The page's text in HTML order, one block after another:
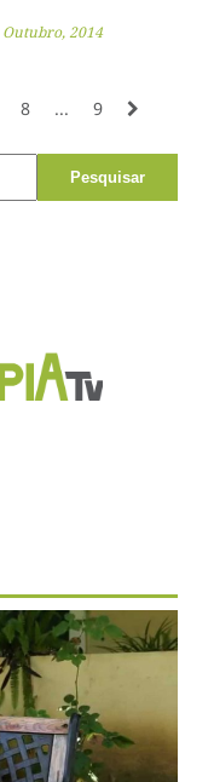
de outubro às 10h, com
da praça do Rossio
Outubro, 2014
8 ... 9